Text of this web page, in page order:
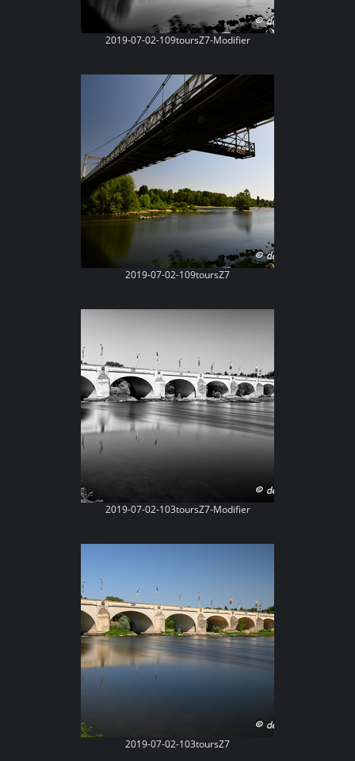
2019-07-02-109toursZ7-Modifier
2019-07-02-109toursZ7
2019-07-02-103toursZ7-Modifier
2019-07-02-103toursZ7